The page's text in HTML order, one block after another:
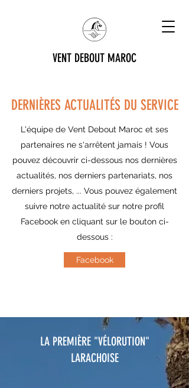
VENT DEBOUT MAROC
DERNIÈRES ACTUALITÉS DU SERVICE
L'équipe de Vent Debout Maroc et ses
partenaires ne s'arrêtent jamais ! Vous
pouvez découvrir ci-dessous nos dernières
actualités, nos derniers partenariats, nos
derniers projets, ... Vous pouvez également
suivre notre actualité sur notre profil
Facebook en cliquant sur le bouton ci-
dessous :
Facebook
LA PREMIÈRE "VÉLORUTION"
LARACHOISE